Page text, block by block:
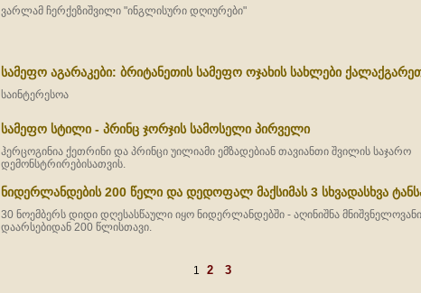
ვარლამ ჩერქეზიშვილი "ინგლისური დღიურები"
სამეფო აგარაკები: ბრიტანეთის სამეფო ოჯახის სახლები
საინტერესოა
სამეფო სტილი - პრინც ჯორჯის სამოსელი პირველი
ჰერცოგინია ქეთრინი და პრინცი უილიამი ემზადებიან თავიანთი შვილის საჯარო
დემონსტრირებისათვის.
ნიდერლანდების 200 წელი და დედოფალ მაქსიმას 3 სხვადასხვა
30 ნოემბერს დიდი დღესასწაული იყო ნიდერლანდებში - აღინიშნა
დაარსებიდან 200 წლისთავი.
1 2 3